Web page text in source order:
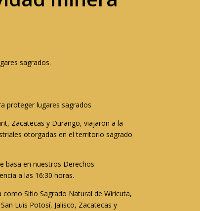
sagrados.
proteger lugares sagrados
Zacatecas y Durango, viajaron a la
otorgadas en el territorio sagrado
basa en nuestros Derechos
a las 16:30 horas.
Sitio Sagrado Natural de Wiricuta,
Luis Potosí, Jalisco, Zacatecas y